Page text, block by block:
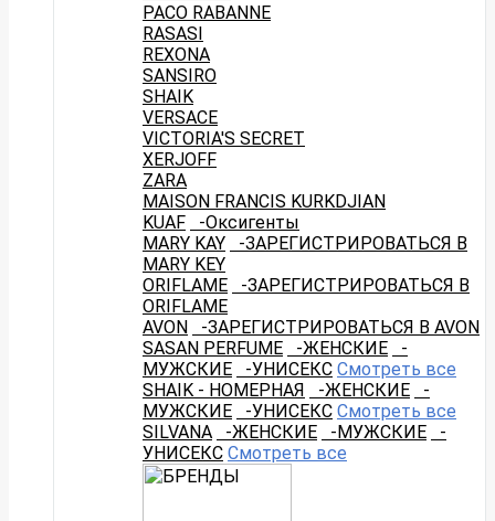
PACO RABANNE
RASASI
REXONA
SANSIRO
SHAIK
VERSACE
VICTORIA'S SECRET
XERJOFF
ZARA
MAISON FRANCIS KURKDJIAN
KUAF
-Оксигенты
MARY KAY
-ЗАРЕГИСТРИРОВАТЬСЯ В
MARY KEY
ORIFLAME
-ЗАРЕГИСТРИРОВАТЬСЯ В
ORIFLAME
AVON
-ЗАРЕГИСТРИРОВАТЬСЯ В AVON
SASAN PERFUME
-ЖЕНСКИЕ
-
МУЖСКИЕ
-УНИСЕКС Смотреть все
SHAIK - НОМЕРНАЯ
-ЖЕНСКИЕ
-
МУЖСКИЕ
-УНИСЕКС Смотреть все
SILVANA
-ЖЕНСКИЕ -МУЖСКИЕ
-
УНИСЕКС Смотреть все